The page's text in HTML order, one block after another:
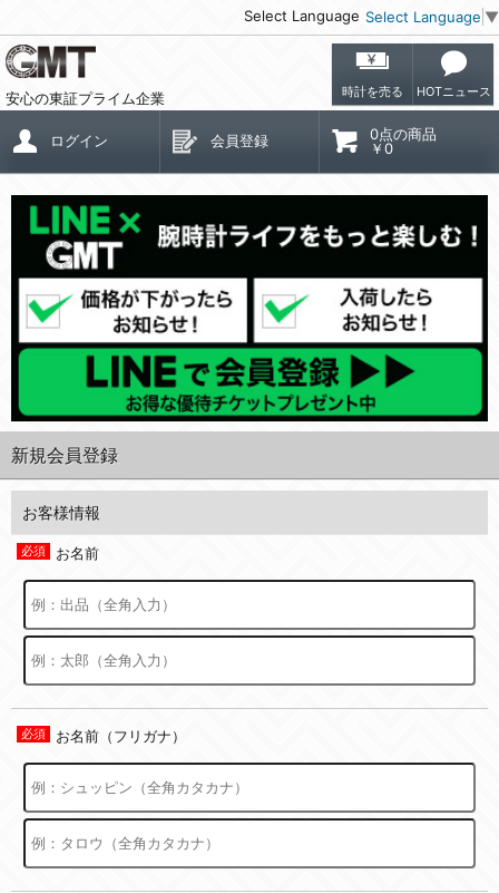
Select Language Select Language ▼
安心の東証プライム企業 時計を売る HOTニュース
ログイン 会員登録
0点の商品
￥0
新規会員登録
お客様情報
お名前
お名前（フリガナ）